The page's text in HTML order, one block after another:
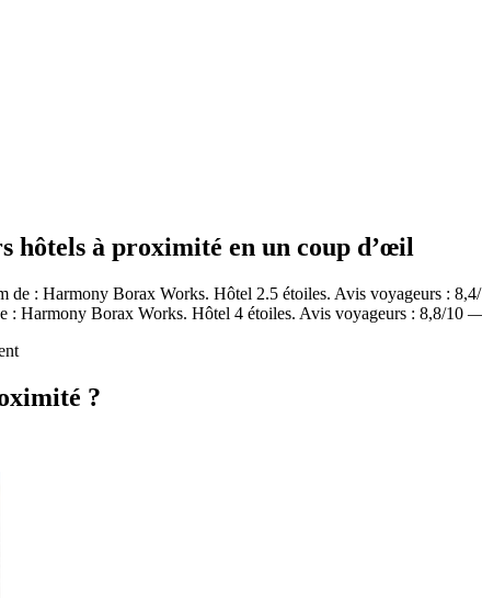
hôtels à proximité en un coup d’œil
: Harmony Borax Works. Hôtel 2.5 étoiles. Avis voyageurs :
Harmony Borax Works. Hôtel 4 étoiles. Avis voyageurs : 8,8/10
?